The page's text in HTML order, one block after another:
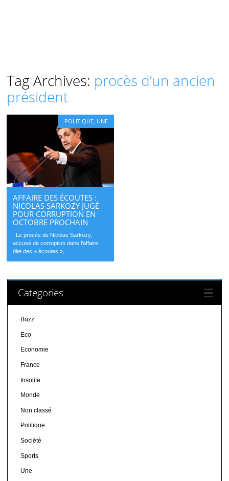
Tag Archives: procès d’un ancien
président
POLITIQUE UNE
AFFAIRE DES ÉCOUTES :
NICOLAS SARKOZY JUGÉ
POUR CORRUPTION EN
OCTOBRE PROCHAIN
Le procès de Nicolas Sarkozy,
accusé de corruption dans l’affaire
dite des « écoutes »,...
Categories
Buzz
Eco
Economie
France
Insolite
Monde
Non classé
Politique
Société
Sports
Une